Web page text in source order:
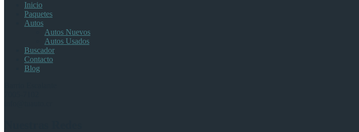
Inicio
Paquetes
Autos
Autos Nuevos
Autos Usados
Buscador
Contacto
Blog